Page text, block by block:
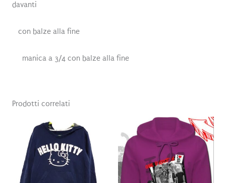
davanti
con balze alla fine
manica a 3/4 con balze alla fine
Prodotti correlati